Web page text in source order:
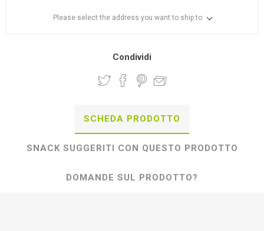
Please select the address you want to ship to
Condividi
SCHEDA PRODOTTO
SNACK SUGGERITI CON QUESTO PRODOTTO
DOMANDE SUL PRODOTTO?